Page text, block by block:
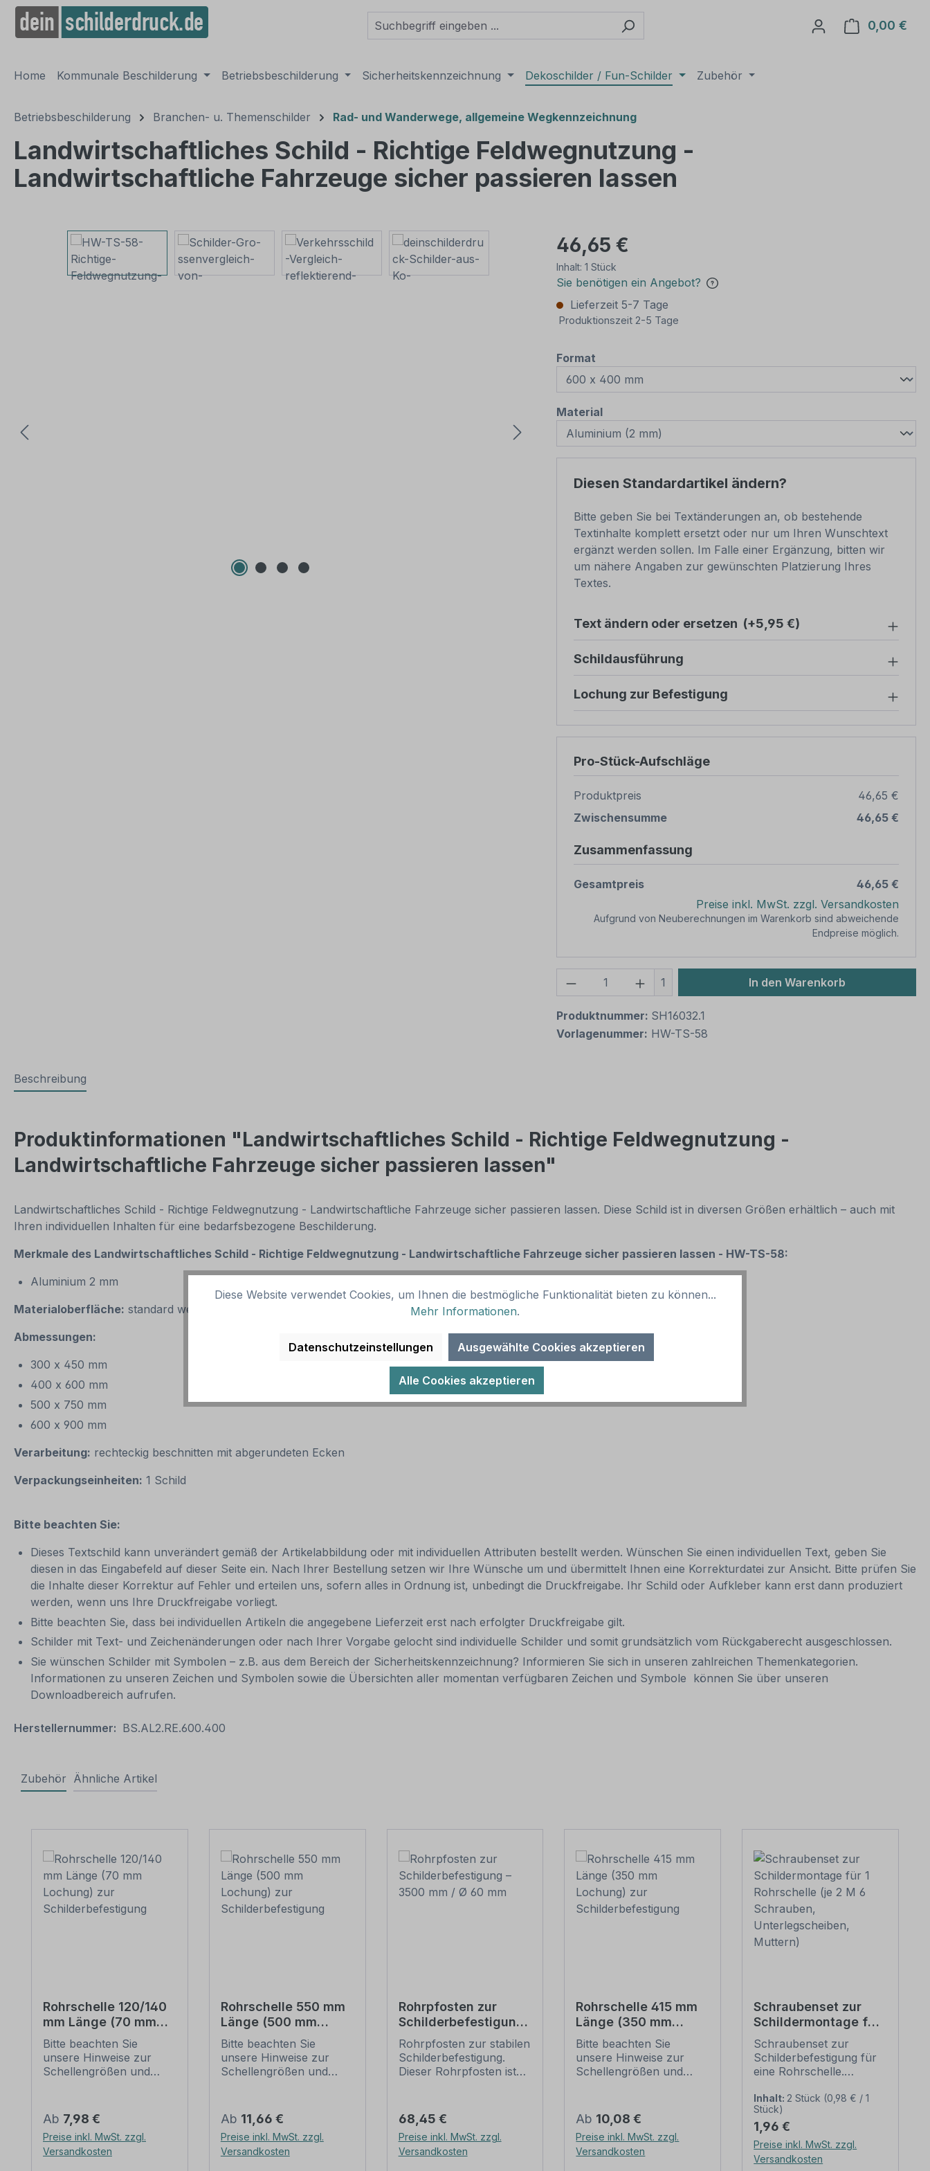
Zur Hauptnavigation springen
0,00 €
Home Kommunale Beschilderung Betriebsbeschilderung Sicherheitskennzeichnung Dekoschilder / Fun-Schilder Zubehör
Betriebsbeschilderung Branchen- u. Themenschilder Rad- und Wanderwege, allgemeine Wegkennzeichnung
Landwirtschaftliches Schild - Richtige Feldwegnutzung -
Landwirtschaftliche Fahrzeuge sicher passieren lassen
Bildergalerie überspringen 46,65 €
Inhalt: 1 Stück
Sie benötigen ein Angebot?
Lieferzeit 5-7 Tage
Produktionszeit 2-5 Tage
Format
Materialauswählen
Diesen Standardartikel ändern?
Bitte geben Sie bei Textänderungen an, ob bestehende
Textinhalte komplett ersetzt oder nur um Ihren Wunschtext
ergänzt werden sollen. Im Falle einer Ergänzung, bitten wir
um nähere Angaben zur gewünschten Platzierung Ihres
Textes.
Text ändern oder ersetzen (+5,95 €)
Schildausführung
Lochung zur Befestigung
Pro-Stück-Aufschläge
Produktpreis
46,65 €
Zwischensumme
46,65 €
Zusammenfassung
Gesamtpreis
46,65 €
Preise inkl. MwSt. zzgl. Versandkosten
Aufgrund von Neuberechnungen im Warenkorb sind abweichende
Endpreise möglich.
Produkt Anzahl: Gib den gewünschten Wert
1 In den Warenkorb
Produktnummer: SH16032.1
Vorlagenummer: HW-TS-58
Beschreibung
Produktinformationen "Landwirtschaftliches Schild - Richtige Feldwegnutzung -
Landwirtschaftliche Fahrzeuge sicher passieren lassen"
Landwirtschaftliches Schild - Richtige Feldwegnutzung - Landwirtschaftliche Fahrzeuge sicher passieren lassen. Diese Schild ist in diversen Größen erhältlich – auch mit
Ihren individuellen Inhalten für eine bedarfsbezogene Beschilderung.
Merkmale des Landwirtschaftliches Schild - Richtige Feldwegnutzung - Landwirtschaftliche Fahrzeuge sicher passieren lassen - HW-TS-58:
Aluminium 2 mm
Materialoberfläche: standard weiß oder reflektierend (RA 1)
Abmessungen:
300 x 450 mm
400 x 600 mm
500 x 750 mm
600 x 900 mm
Verarbeitung: rechteckig beschnitten mit abgerundeten Ecken
Verpackungseinheiten: 1 Schild
Bitte beachten Sie:
Dieses Textschild kann unverändert gemäß der Artikelabbildung oder mit individuellen Attributen bestellt werden. Wünschen Sie einen individuellen Text, geben Sie
diesen in das Eingabefeld auf dieser Seite ein. Nach Ihrer Bestellung setzen wir Ihre Wünsche um und übermittelt Ihnen eine Korrekturdatei zur Ansicht. Bitte prüfen Sie
die Inhalte dieser Korrektur auf Fehler und erteilen uns, sofern alles in Ordnung ist, unbedingt die Druckfreigabe. Ihr Schild oder Aufkleber kann erst dann produziert
werden, wenn uns Ihre Druckfreigabe vorliegt.
Bitte beachten Sie, dass bei individuellen Artikeln die angegebene Lieferzeit erst nach erfolgter Druckfreigabe gilt.
Schilder mit Text- und Zeichenänderungen oder nach Ihrer Vorgabe gelocht sind individuelle Schilder und somit grundsätzlich vom Rückgaberecht ausgeschlossen.
Sie wünschen Schilder mit Symbolen – z.B. aus dem Bereich der Sicherheitskennzeichnung? Informieren Sie sich in unseren zahlreichen Themenkategorien.
Informationen zu unseren Zeichen und Symbolen sowie die Übersichten aller momentan verfügbaren Zeichen und Symbole können Sie über unseren
Downloadbereich aufrufen.
Herstellernummer: BS.AL2.RE.600.400
Zubehör Ähnliche Artikel
Rohrschelle 120/140
mm Länge (70 mm
Lochung) zur
Schilderbefestigung
Bitte beachten Sie
unsere Hinweise zur
Schellengrößen und
(weiter unten).
Rohrschellen nach der
IVZ-Norm stellen die
Standardbefestigungen
Regulärer Preis:
Ab 7,98 €
Preise inkl. MwSt. zzgl.
Versandkosten
Rohrschelle 550 mm
Länge (500 mm
Lochung) zur
Schilderbefestigung
Bitte beachten Sie
unsere Hinweise zur
Schellengrößen und
(weiter unten).
Rohrschellen nach der
IVZ-Norm stellen die
Standardbefestigungen
Regulärer Preis:
Ab 11,66 €
Preise inkl. MwSt. zzgl.
Versandkosten
Rohrpfosten zur
Schilderbefestigung
– 3500 mm / Ø 60
mm
Rohrpfosten zur stabilen
Schilderbefestigung.
Dieser Rohrpfosten ist
60 mm geeignet.
Merkmale dieses
Rohrpfostens:
Ausführung: Stahl,
Regulärer Preis:
68,45 €
Preise inkl. MwSt. zzgl.
Versandkosten
Rohrschelle 415 mm
Länge (350 mm
Lochung) zur
Schilderbefestigung
Bitte beachten Sie
unsere Hinweise zur
Schellengrößen und
(weiter unten).
Rohrschellen nach der
IVZ-Norm stellen die
Standardbefestigungen
Regulärer Preis:
Ab 10,08 €
Preise inkl. MwSt. zzgl.
Versandkosten
Schraubenset zur
Schildermontage für
1 Rohrschelle (je 2 M
6 Schrauben,
Unterlegscheiben,
Schraubenset zur
Schilderbefestigung für
eine Rohrschelle.
Schraubensets zur
Schilderbefestigung:
Ausführung: Stahl,
feuerverzinkt
Verpackungseinheit -
Inhalt: 2 Stück (0,98 € / 1
Stück)
Regulärer Preis:
1,96 €
Preise inkl. MwSt. zzgl.
Versandkosten
Diese Website verwendet Cookies, um Ihnen die bestmögliche Funktionalität bieten zu können...
Mehr Informationen.
Datenschutzeinstellungen Ausgewählte Cookies akzeptieren
Alle Cookies akzeptieren